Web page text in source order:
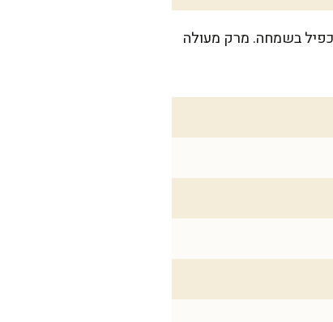
להכפיל בשמחה. מרק מעולה